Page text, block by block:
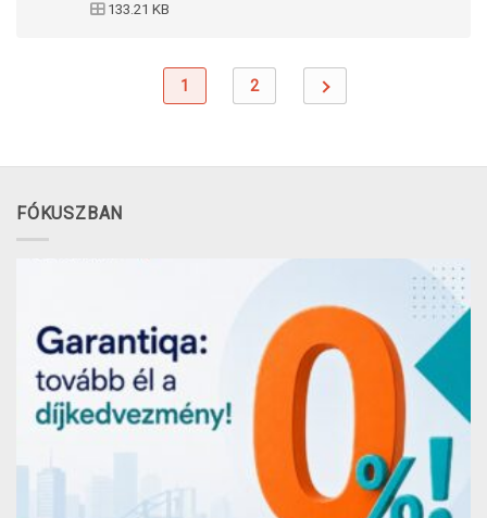
133.21 KB
1 2
FÓKUSZBAN